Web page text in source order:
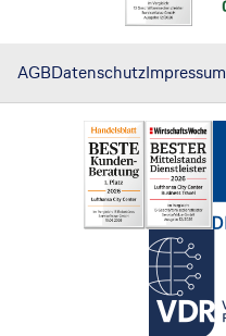
AGBDatenschutzImpressum